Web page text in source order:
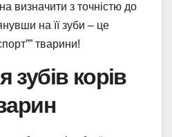
визначити з точністю до
на її зуби – це
тварини!
зубів корів